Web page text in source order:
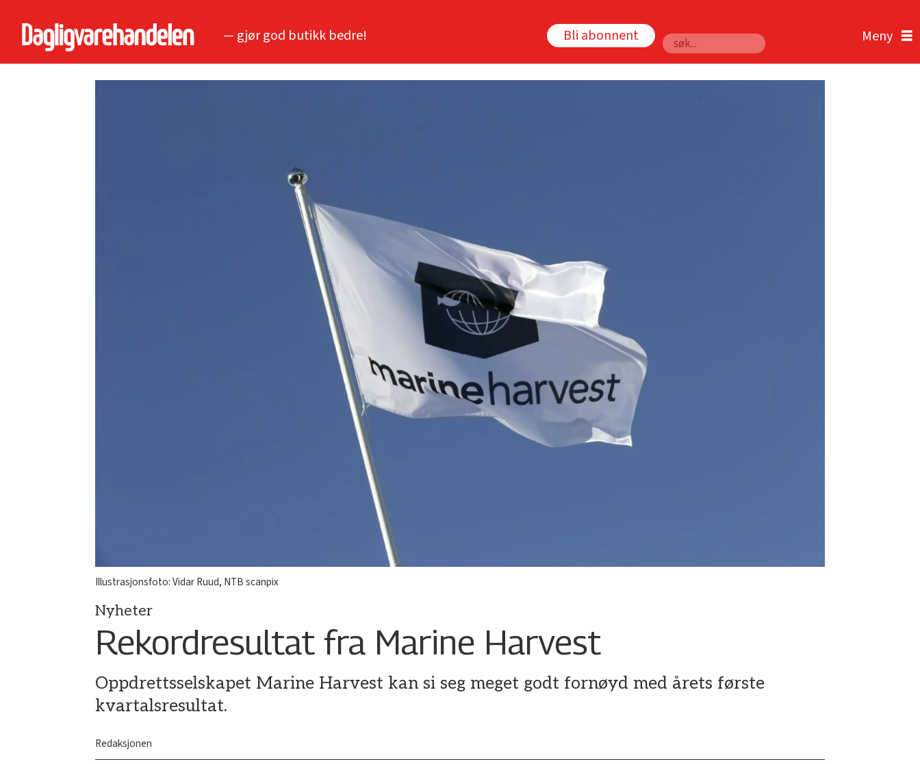
— gjør god butikk bedre! Bli abonnent
Søk
Illustrasjonsfoto: Vidar Ruud, NTB scanpix
Nyheter
Rekordresultat fra Marine Harvest
Oppdrettsselskapet Marine Harvest kan si seg meget godt fornøyd med årets første
kvartalsresultat.
Redaksjonen